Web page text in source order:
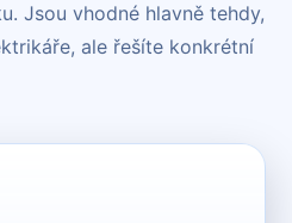
Jsou vhodné hlavně tehdy,
ale řešíte konkrétní